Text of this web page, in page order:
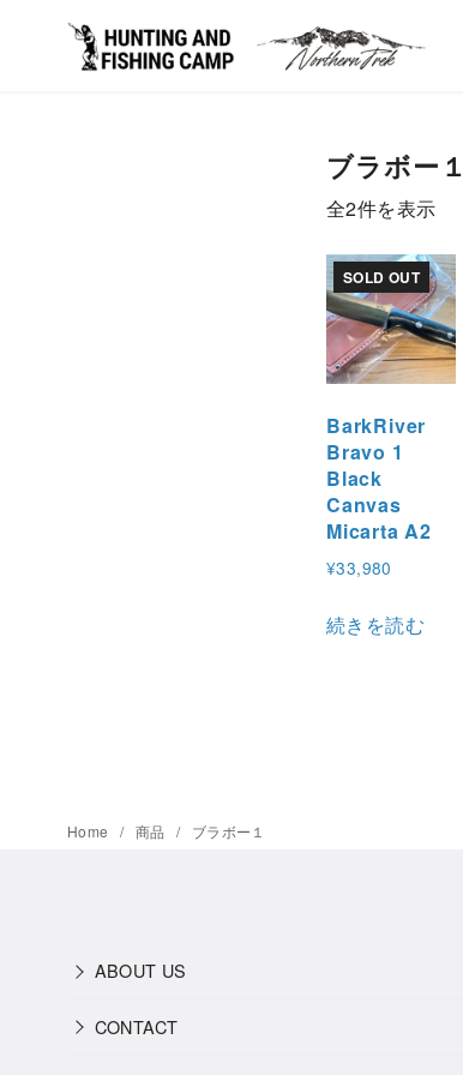
ブラボー１
全2件を表示新
い
順
SOLD OUT
BarkRiver
Bravo 1
Black
Canvas
Micarta A2
¥33,980
続きを読む
Home 商品 ブラボー１
ABOUT US
CONTACT